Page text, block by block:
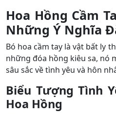
Hoa Hồng Cầm
Những Ý Nghĩa
Bó hoa cầm tay là vật bất ly
những đóa hồng kiêu sa, nó
sâu sắc về tình yêu và hôn
Biểu Tượng Tình
Hoa Hồng